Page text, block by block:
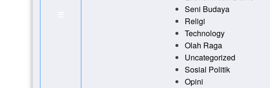
Seni Budaya
Religi
Technology
Olah Raga
Uncategorized
Sosial Politik
Opini